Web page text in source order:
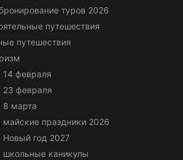
туров 2026
путешествия
путешествия
февраля
23 февраля
8 марта
праздники 2026
год 2027
школьные каникулы